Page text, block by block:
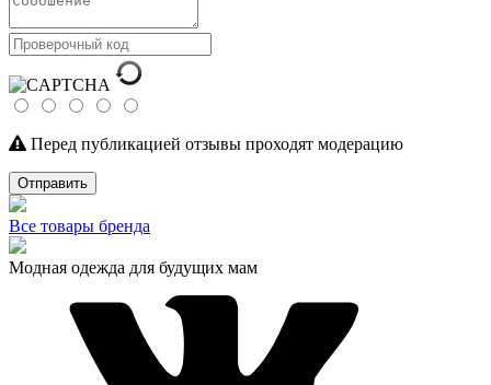
Перед публикацией отзывы проходят модерацию
Отправить
Все товары бренда
Модная одежда для будущих мам